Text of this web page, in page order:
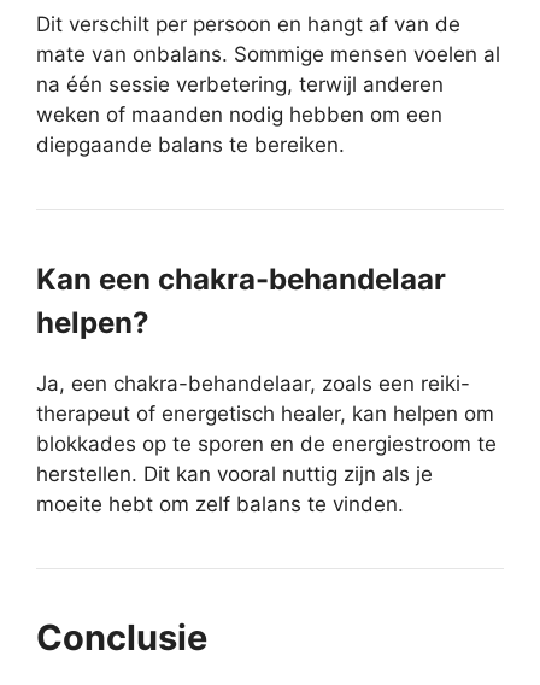
Dit verschilt per persoon en hangt af van de
mate van onbalans. Sommige mensen voelen al
na één sessie verbetering, terwijl anderen
weken of maanden nodig hebben om een
diepgaande balans te bereiken.
Kan een chakra-behandelaar
helpen?
Ja, een chakra-behandelaar, zoals een reiki-
therapeut of energetisch healer, kan helpen om
blokkades op te sporen en de energiestroom te
herstellen. Dit kan vooral nuttig zijn als je
moeite hebt om zelf balans te vinden.
Conclusie